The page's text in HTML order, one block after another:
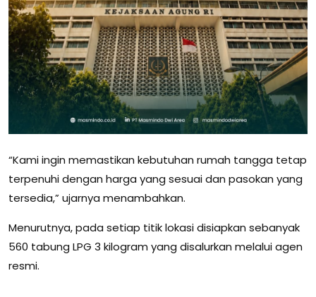
“Kami ingin memastikan kebutuhan rumah tangga tetap
terpenuhi dengan harga yang sesuai dan pasokan yang
tersedia,” ujarnya menambahkan.
Menurutnya, pada setiap titik lokasi disiapkan sebanyak
560 tabung LPG 3 kilogram yang disalurkan melalui agen
resmi.